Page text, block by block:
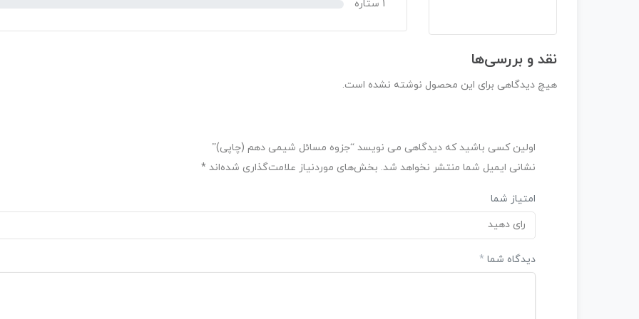
1 ستاره
نقد و بررسی‌ها
هیچ دیدگاهی برای این محصول نوشته نشده است.
اولین کسی باشید که دیدگاهی می نویسد “جزوه مسائل شیمی دهم (چاپی)”
نشانی ایمیل شما منتشر نخواهد شد. بخش‌های موردنیاز علامت‌گذاری شده‌اند *
امتیاز شما
رای دهید
دیدگاه شما *